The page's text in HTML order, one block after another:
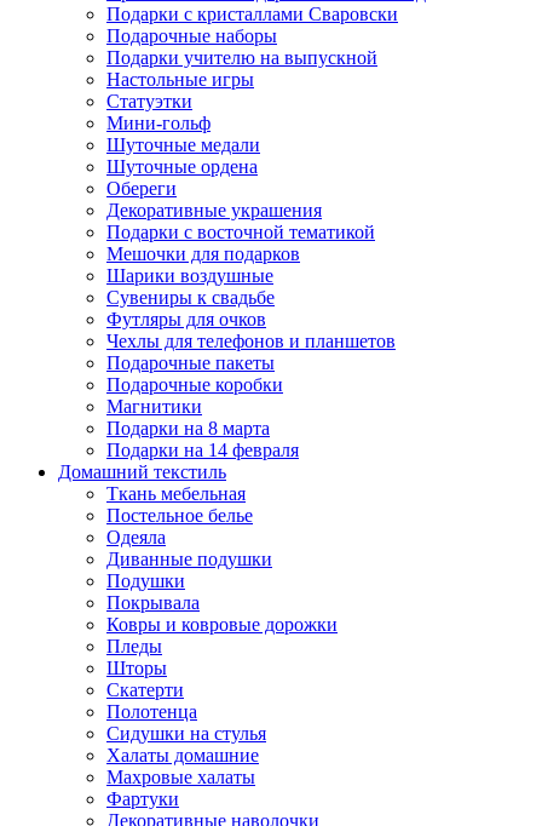
Подарки с кристаллами Сваровски
Подарочные наборы
Подарки учителю на выпускной
Настольные игры
Статуэтки
Мини-гольф
Шуточные медали
Шуточные ордена
Обереги
Декоративные украшения
Подарки с восточной тематикой
Мешочки для подарков
Шарики воздушные
Сувениры к свадьбе
Футляры для очков
Чехлы для телефонов и планшетов
Подарочные пакеты
Подарочные коробки
Магнитики
Подарки на 8 марта
Подарки на 14 февраля
Домашний текстиль
Ткань мебельная
Постельное белье
Одеяла
Диванные подушки
Подушки
Покрывала
Ковры и ковровые дорожки
Пледы
Шторы
Скатерти
Полотенца
Сидушки на стулья
Халаты домашние
Махровые халаты
Фартуки
Декоративные наволочки